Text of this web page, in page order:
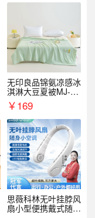
无印良品锦氨凉感冰
淇淋大豆夏被MJ-B2
025-0193
￥169
思薇科林无叶挂脖风
扇小型便携戴式随身